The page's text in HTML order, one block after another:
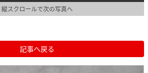
縦スクロールで次の写真へ
記事へ戻る